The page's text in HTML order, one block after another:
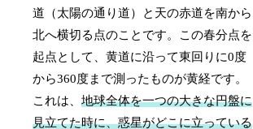
道（太陽の通り道）と天の赤道を南から
北へ横切る点のことです。この春分点を
起点として、黄道に沿って東回りに0度
から360度まで測ったものが黄経です。
これは、地球全体を一つの大きな円盤に
見立てた時に、惑星がどこに立っている